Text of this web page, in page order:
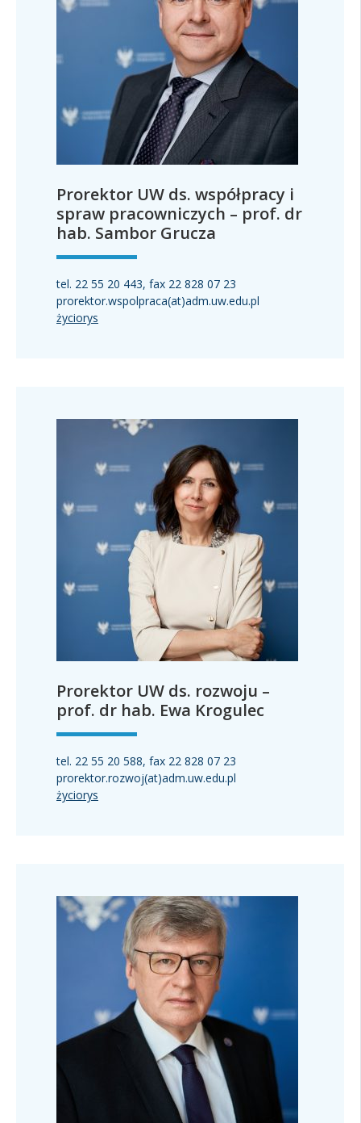
Prorektor UW ds. współpracy i
spraw pracowniczych – prof. dr
hab. Sambor Grucza
tel. 22 55 20 443, fax 22 828 07 23
prorektor.wspolpraca(at)adm.uw.edu.pl
życiorys
Prorektor UW ds. rozwoju –
prof. dr hab. Ewa Krogulec
tel. 22 55 20 588, fax 22 828 07 23
prorektor.rozwoj(at)adm.uw.edu.pl
życiorys